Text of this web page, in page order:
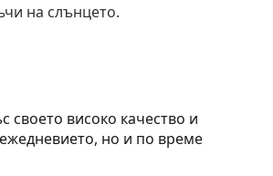
на слънцето.
своето високо качество и
но и по време